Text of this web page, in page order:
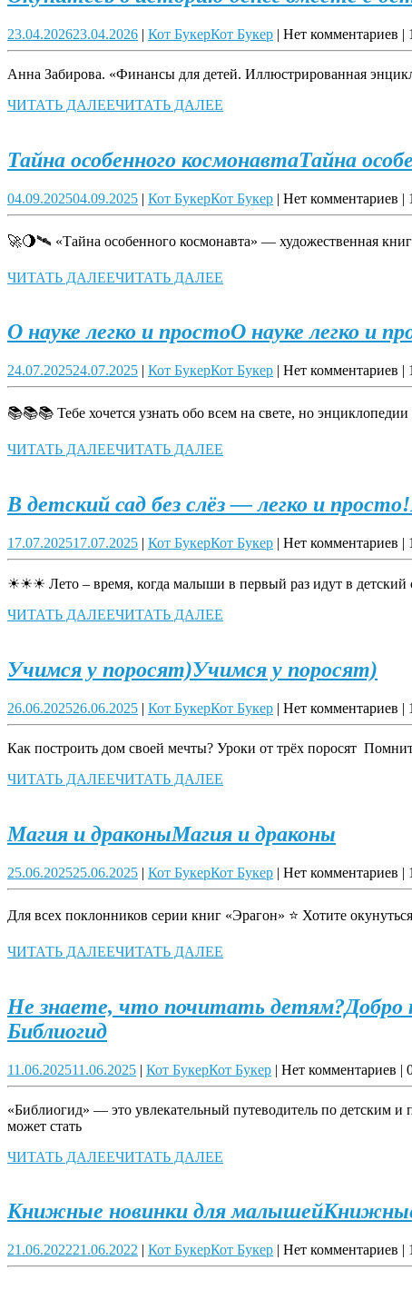
23.04.202623.04.2026 | Кот БукерКот Букер | Нет комментариев |
Анна Забирова. «Финансы для детей. Иллюстрированная
ЧИТАТЬ ДАЛЕЕЧИТАТЬ ДАЛЕЕ
Тайна особенного космонавтаТайна
04.09.202504.09.2025 | Кот БукерКот Букер | Нет комментариев |
🚀🌖🛰 «Тайна особенного космонавта» — художественная
ЧИТАТЬ ДАЛЕЕЧИТАТЬ ДАЛЕЕ
О науке легко и простоО науке легко и
24.07.202524.07.2025 | Кот БукерКот Букер | Нет комментариев |
📚📚📚 Тебе хочется узнать обо всем на свете, но
ЧИТАТЬ ДАЛЕЕЧИТАТЬ ДАЛЕЕ
В детский сад без слёз — легко и просто!
17.07.202517.07.2025 | Кот БукерКот Букер | Нет комментариев |
☀☀☀ Лето – время, когда малыши в первый раз идут в
ЧИТАТЬ ДАЛЕЕЧИТАТЬ ДАЛЕЕ
Учимся у поросят)Учимся у поросят)
26.06.202526.06.2025 | Кот БукерКот Букер | Нет комментариев |
Как построить дом своей мечты? Уроки от трёх поросят
ЧИТАТЬ ДАЛЕЕЧИТАТЬ ДАЛЕЕ
Магия и драконыМагия и драконы
25.06.202525.06.2025 | Кот БукерКот Букер | Нет комментариев |
Для всех поклонников серии книг «Эрагон» ⭐ Хотите
ЧИТАТЬ ДАЛЕЕЧИТАТЬ ДАЛЕЕ
Не знаете, что почитать детям?Добро
Библиогид
11.06.202511.06.2025 | Кот БукерКот Букер | Нет комментариев |
«Библиогид» — это увлекательный путеводитель по детским
может стать
ЧИТАТЬ ДАЛЕЕЧИТАТЬ ДАЛЕЕ
Книжные новинки для малышей
21.06.202221.06.2022 | Кот БукерКот Букер | Нет комментариев |